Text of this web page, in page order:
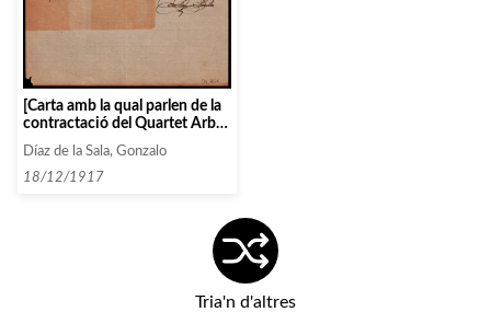
[Carta amb la qual parlen de la
contractació del Quartet Arbós
Díaz de la Sala, Gonzalo
18/12/1917
Tria'n d'altres